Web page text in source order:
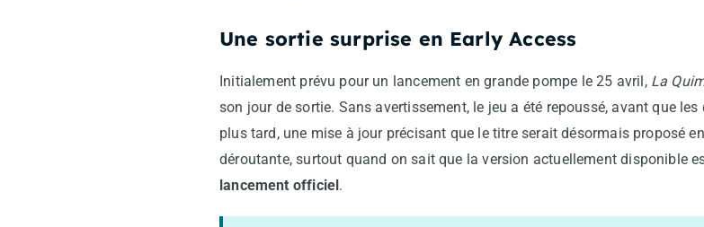
Une sortie surprise en Early Access
Initialement prévu pour un lancement en grande pompe le 25 avril, La
son jour de sortie. Sans avertissement, le jeu a été repoussé, avant que
plus tard, une mise à jour précisant que le titre serait désormais proposé en
déroutante, surtout quand on sait que la version actuellement disponible
lancement officiel.